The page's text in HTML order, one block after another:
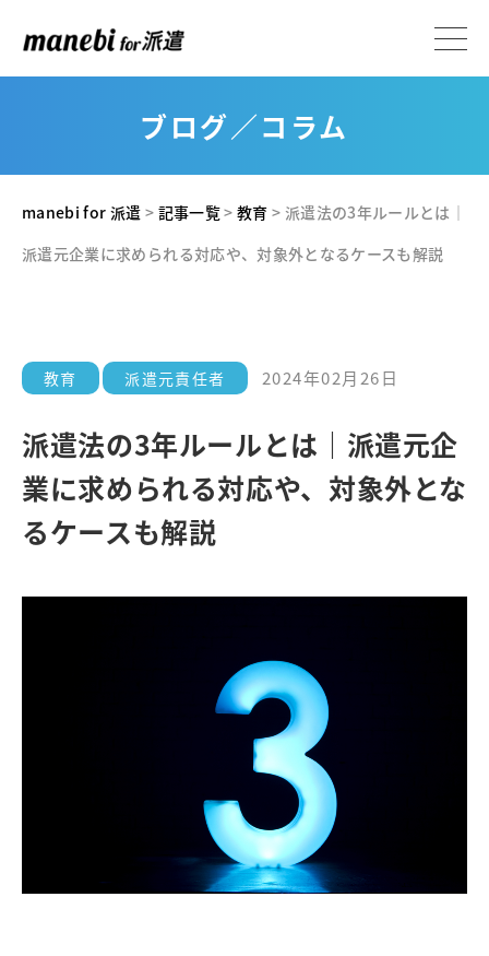
ブログ／コラム
manebi for 派遣 > 記事一覧>教育 > 派遣法の3年ルールとは｜
派遣元企業に求められる対応や、対象外となるケースも解説
教育 派遣元責任者 2024年02月26日
派遣法の3年ルールとは｜派遣元企
業に求められる対応や、対象外とな
るケースも解説